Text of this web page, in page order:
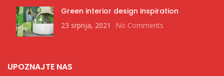
Green interior design inspiration
23 srpnja, 2021 No Comments
UPOZNAJTE NAS